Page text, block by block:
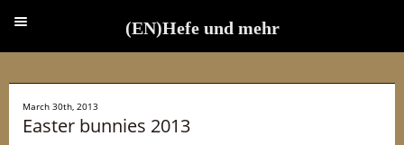
March 30th, 2013
Easter bunnies 2013
(EN)Hefe und mehr
(EN)Hefe und mehr